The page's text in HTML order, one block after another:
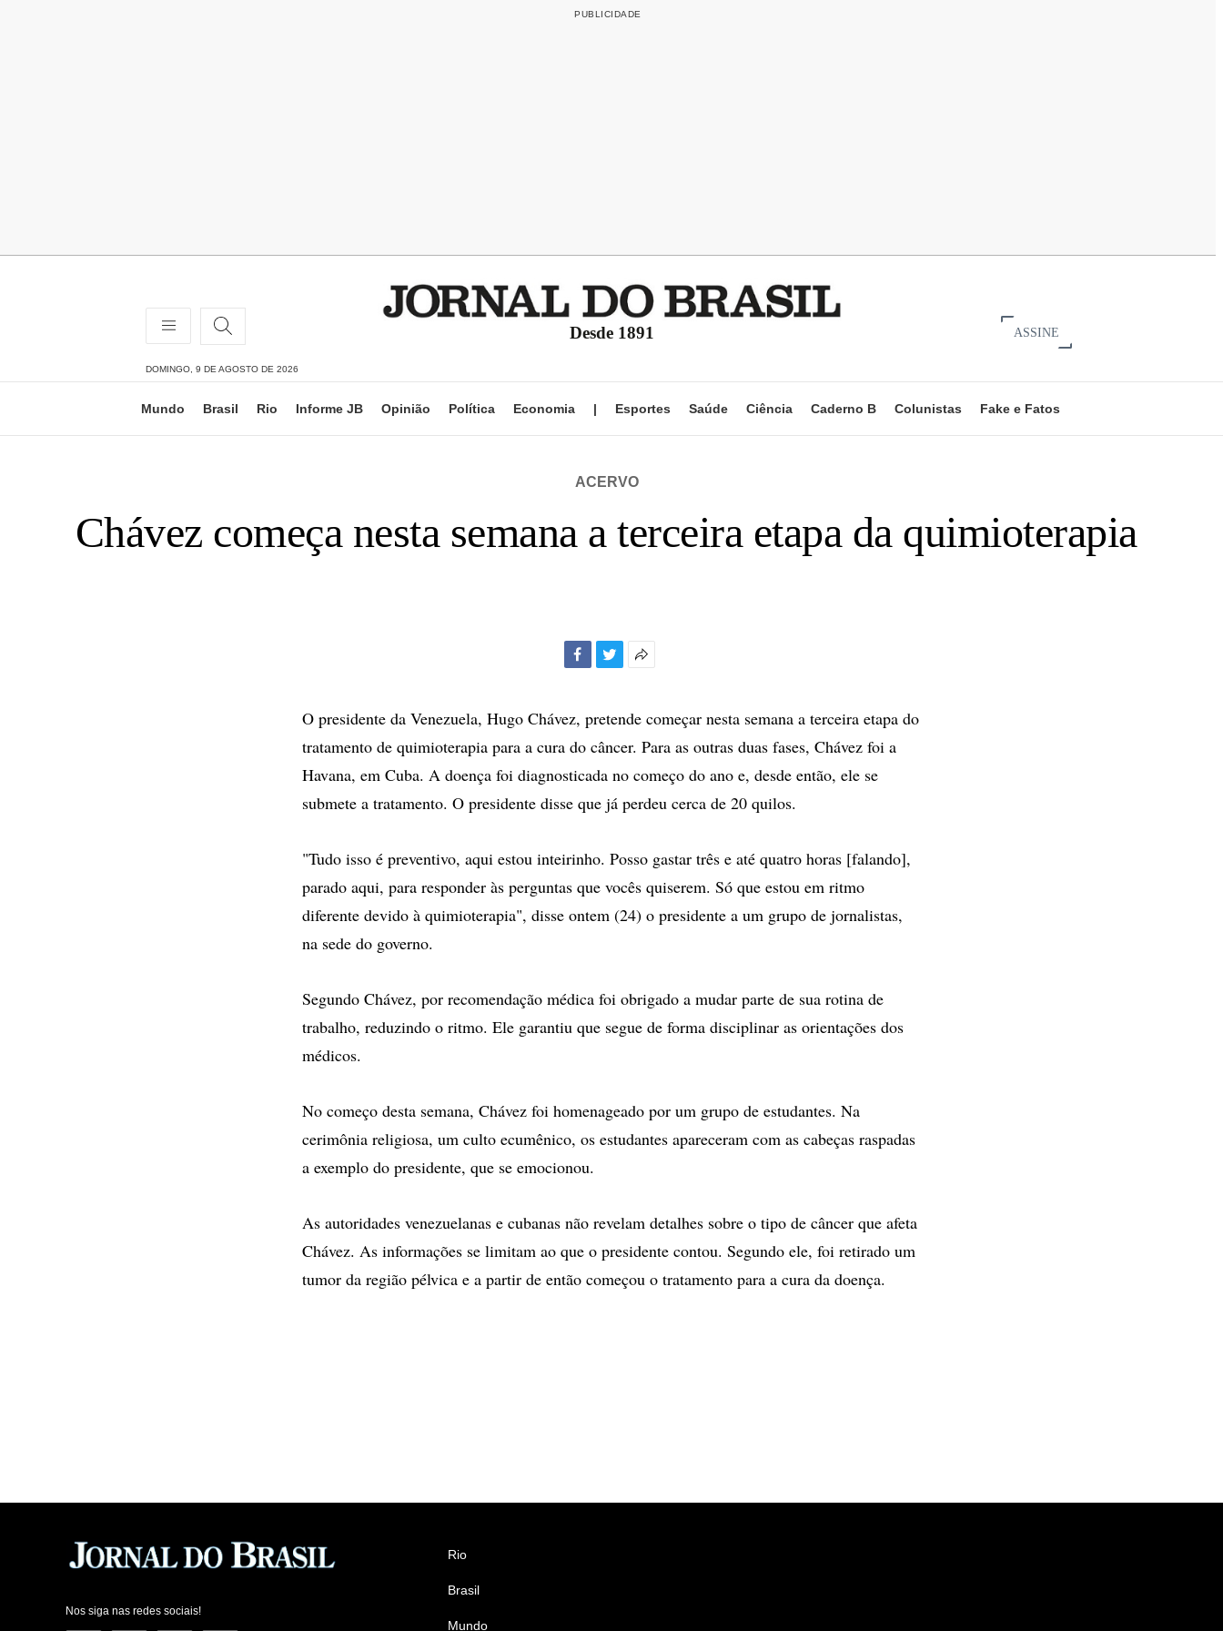
Desde 1891 ASSINE
DOMINGO, 9 DE AGOSTO DE 2026
Mundo Brasil Rio Informe JB Opinião Política Economia | Esportes Saúde Ciência Caderno B Colunistas Fake e Fatos
ACERVO
Chávez começa nesta semana a terceira etapa da quimioterapia
compartilhamento
O presidente da Venezuela, Hugo Chávez, pretende começar nesta semana a terceira etapa do
tratamento de quimioterapia para a cura do câncer. Para as outras duas fases, Chávez foi a
Havana, em Cuba. A doença foi diagnosticada no começo do ano e, desde então, ele se
submete a tratamento. O presidente disse que já perdeu cerca de 20 quilos.
"Tudo isso é preventivo, aqui estou inteirinho. Posso gastar três e até quatro horas [falando],
parado aqui, para responder às perguntas que vocês quiserem. Só que estou em ritmo
diferente devido à quimioterapia", disse ontem (24) o presidente a um grupo de jornalistas,
na sede do governo.
Segundo Chávez, por recomendação médica foi obrigado a mudar parte de sua rotina de
trabalho, reduzindo o ritmo. Ele garantiu que segue de forma disciplinar as orientações dos
médicos.
No começo desta semana, Chávez foi homenageado por um grupo de estudantes. Na
cerimônia religiosa, um culto ecumênico, os estudantes apareceram com as cabeças raspadas
a exemplo do presidente, que se emocionou.
As autoridades venezuelanas e cubanas não revelam detalhes sobre o tipo de câncer que afeta
Chávez. As informações se limitam ao que o presidente contou. Segundo ele, foi retirado um
tumor da região pélvica e a partir de então começou o tratamento para a cura da doença.
Nos siga nas redes sociais!
Rio
Brasil
Mundo